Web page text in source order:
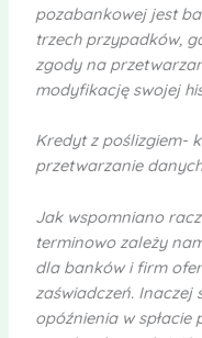
pozabankowej jest
trzech przypadków,
zgody na
modyfikację swojej
Kredyt z poślizgiem-
przetwarzanie
Jak wspomniano
terminowo zależy
dla banków i firm
zaświadczeń.
opóźnienia w